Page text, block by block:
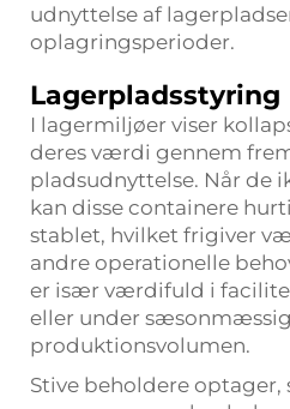
udnyttelse af
oplagringsperioder.
Lagerpladsstyring
I lagermiljøer viser
deres værdi gennem
pladsudnyttelse. Når de
kan disse containere
stablet, hvilket frigiver
andre operationelle
er især værdifuld i
eller under
produktionsvolumen.
Stive beholdere optager,